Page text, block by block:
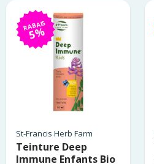
RABAIS
5%
St-Francis Herb Farm
Teinture Deep
Immune Enfants Bio